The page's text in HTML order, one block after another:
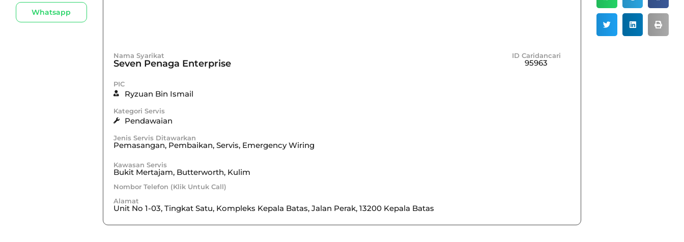
Whatsapp
Nama Syarikat
Seven Penaga Enterprise
ID Caridancari
95963
PIC
Ryzuan Bin Ismail
Kategori Servis
Pendawaian
Jenis Servis Ditawarkan
Pemasangan, Pembaikan, Servis, Emergency Wiring
Kawasan Servis
Bukit Mertajam, Butterworth, Kulim
Nombor Telefon (Klik Untuk Call)
Alamat
Unit No 1-03, Tingkat Satu, Kompleks Kepala Batas, Jalan Perak, 13200 Kepala Batas